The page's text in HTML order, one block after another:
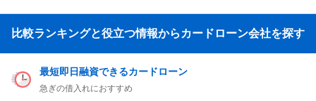
比較ランキングと役立つ情報からカードローン会社を探す
最短即日融資できるカードローン
急ぎの借入れにおすすめ